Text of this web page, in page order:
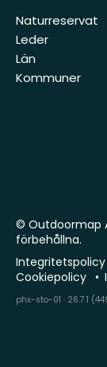
Naturreservat
Leder
Län
Kommuner
© Outdoormap
förbehållna.
Integritetspolicy
Cookiepolicy
phx-sto-01 · 26.7.1